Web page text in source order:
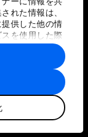
れた情報は、
供した他の情
を使用した際
され、各パー
とがありま
規約
ム